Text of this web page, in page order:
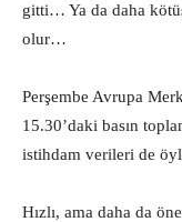
gitti… Ya da daha
olur…
Perşembe Avrupa
15.30’daki basın
istihdam verileri de
Hızlı, ama daha da